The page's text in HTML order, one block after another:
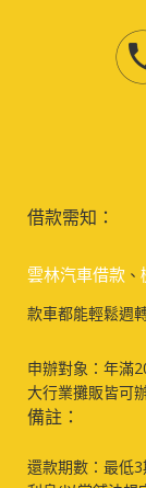
借款需知：
雲林汽車借款 、
款車都能輕鬆週
申辦對象：年滿
大行業攤販皆可
備註：
還款期數：最低